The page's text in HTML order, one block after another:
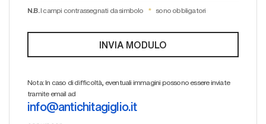
N.B. I campi contrassegnati da simbolo sono obbligatori
Nota: In caso di difficoltà, eventuali immagini possono essere inviate
tramite email ad
info@antichitagiglio.it